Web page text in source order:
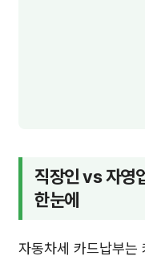
직장인 vs 자영
한눈에
자동차세 카드납부는